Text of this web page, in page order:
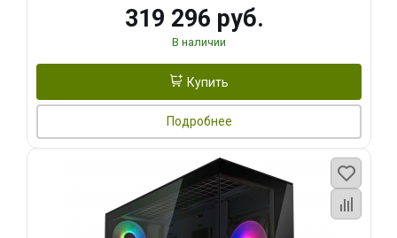
319 296 руб.
В наличии
Купить
Подробнее